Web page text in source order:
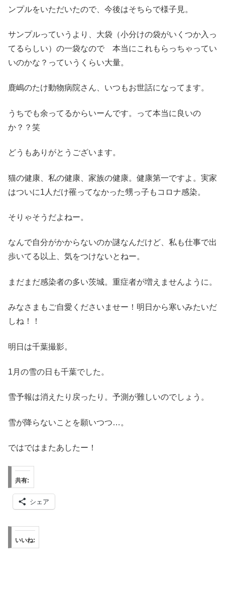
ンプルをいただいたので、今後はそちらで様子見。
サンプルっていうより、大袋（小分けの袋がいくつか入っ
てるらしい）の一袋なので 本当にこれもらっちゃってい
いのかな？っていうくらい大量。
鹿嶋のたけ動物病院さん、いつもお世話になってます。
うちでも余ってるからいーんです。って本当に良いの
か？？笑
どうもありがとうございます。
猫の健康、私の健康、家族の健康。健康第一ですよ。実家
はついに1人だけ罹ってなかった甥っ子もコロナ感染。
そりゃそうだよねー。
なんで自分がかからないのか謎なんだけど、私も仕事で出
歩いてる以上、気をつけないとねー。
まだまだ感染者の多い茨城。重症者が増えませんように。
みなさまもご自愛くださいませー！明日から寒いみたいだ
しね！！
明日は千葉撮影。
1月の雪の日も千葉でした。
雪予報は消えたり戻ったり。予測が難しいのでしょう。
雪が降らないことを願いつつ…。
ではではまたあしたー！
共有:
シェア
いいね: